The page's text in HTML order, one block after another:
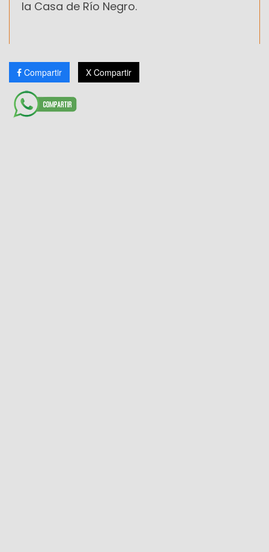
la Casa de Río Negro.
Compartir X Compartir